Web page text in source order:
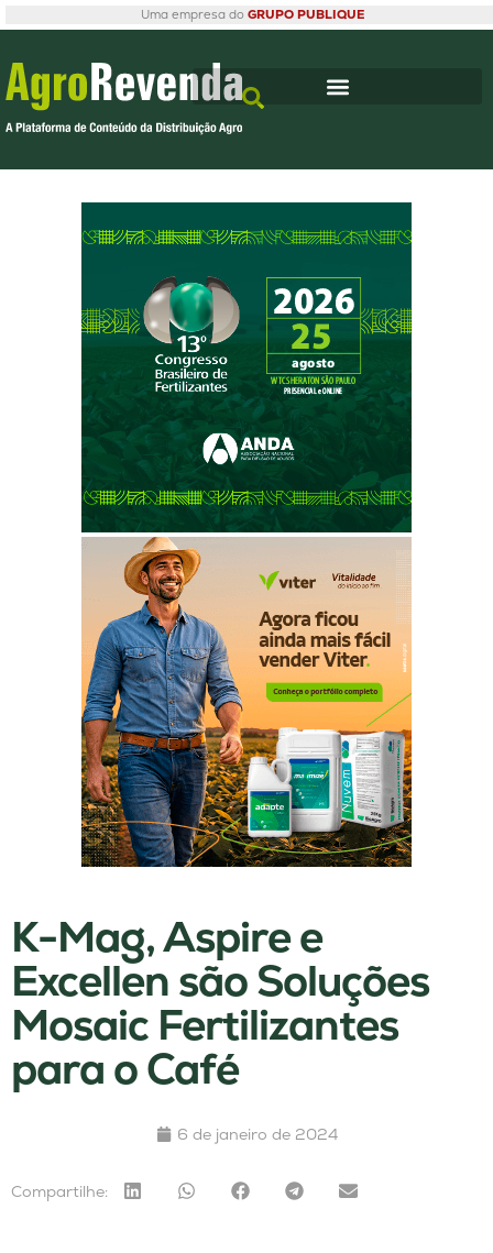
Uma empresa do GRUPO PUBLIQUE
K-Mag, Aspire e
Excellen são Soluções
Mosaic Fertilizantes
para o Café
6 de janeiro de 2024
Compartilhe: